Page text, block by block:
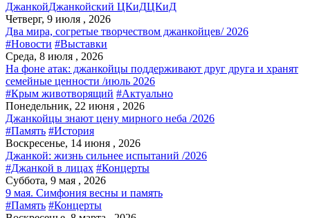
ДжанкойДжанкойский ЦКиДЦКиД
Четверг, 9 июля , 2026
Два мира, согретые творчеством джанкойцев/ 2026
#Новости #Выставки
Среда, 8 июля , 2026
На фоне атак: джанкойцы поддерживают друг друга и хранят
семейные ценности /июль 2026
#Крым животворящий #Актуально
Понедельник, 22 июня , 2026
Джанкойцы знают цену мирного неба /2026
#Память #История
Воскресенье, 14 июня , 2026
Джанкой: жизнь сильнее испытаний /2026
#Джанкой в лицах #Концерты
Суббота, 9 мая , 2026
9 мая. Симфония весны и память
#Память #Концерты